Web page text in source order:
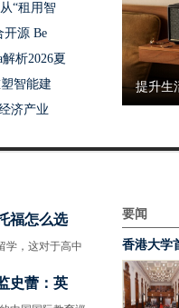
中慧医
“租用智
开源 Be
析2026夏
智能建
济产业
提升生
百度
福怎么选
学，这对于高中
史蕾：英
要闻
香港大学